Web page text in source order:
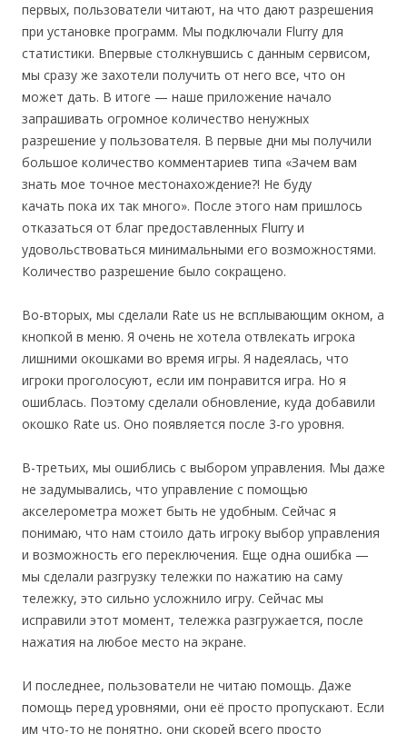
первых, пользователи читают, на что дают разрешения
при установке программ. Мы подключали Flurry для
статистики. Впервые столкнувшись с данным сервисом,
мы сразу же захотели получить от него все, что он
может дать. В итоге — наше приложение начало
запрашивать огромное количество ненужных
разрешение у пользователя. В первые дни мы получили
большое количество комментариев типа «Зачем вам
знать мое точное местонахождение?! Не буду
качать пока их так много». После этого нам пришлось
отказаться от благ предоставленных Flurry и
удовольствоваться минимальными его возможностями.
Количество разрешение было сокращено.
Во-вторых, мы сделали Rate us не всплывающим окном, а
кнопкой в меню. Я очень не хотела отвлекать игрока
лишними окошками во время игры. Я надеялась, что
игроки проголосуют, если им понравится игра. Но я
ошиблась. Поэтому сделали обновление, куда добавили
окошко Rate us. Оно появляется после 3-го уровня.
В-третьих, мы ошиблись с выбором управления. Мы даже
не задумывались, что управление с помощью
акселерометра может быть не удобным. Сейчас я
понимаю, что нам стоило дать игроку выбор управления
и возможность его переключения. Еще одна ошибка —
мы сделали разгрузку тележки по нажатию на саму
тележку, это сильно усложнило игру. Сейчас мы
исправили этот момент, тележка разгружается, после
нажатия на любое место на экране.
И последнее, пользователи не читаю помощь. Даже
помощь перед уровнями, они её просто пропускают. Если
им что-то не понятно, они скорей всего просто